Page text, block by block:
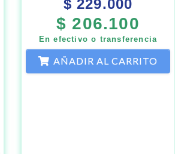
$ 229.000
$ 206.100
En efectivo o transferencia
AÑADIR AL CARRITO